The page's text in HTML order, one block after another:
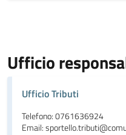
Ufficio
Ufficio Tributi
Telefono: 0761636924
Email: